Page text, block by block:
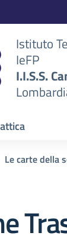
Istituto
IeFP
I.I.S.S.
Le carte della